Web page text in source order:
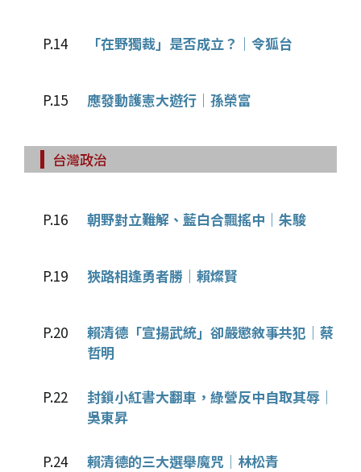
P.14 「在野獨裁」是否成立？│令狐台
P.15 應發動護憲大遊行│孫榮富
台灣政治
P.16 朝野對立難解、藍白合飄搖中│朱駿
P.19 狹路相逢勇者勝│賴燦賢
P.20
賴清德「宣揚武統」卻嚴懲敘事共犯│蔡
哲明
P.22
封鎖小紅書大翻車，綠營反中自取其辱│
吳東昇
P.24 賴清德的三大選舉魔咒│林松青